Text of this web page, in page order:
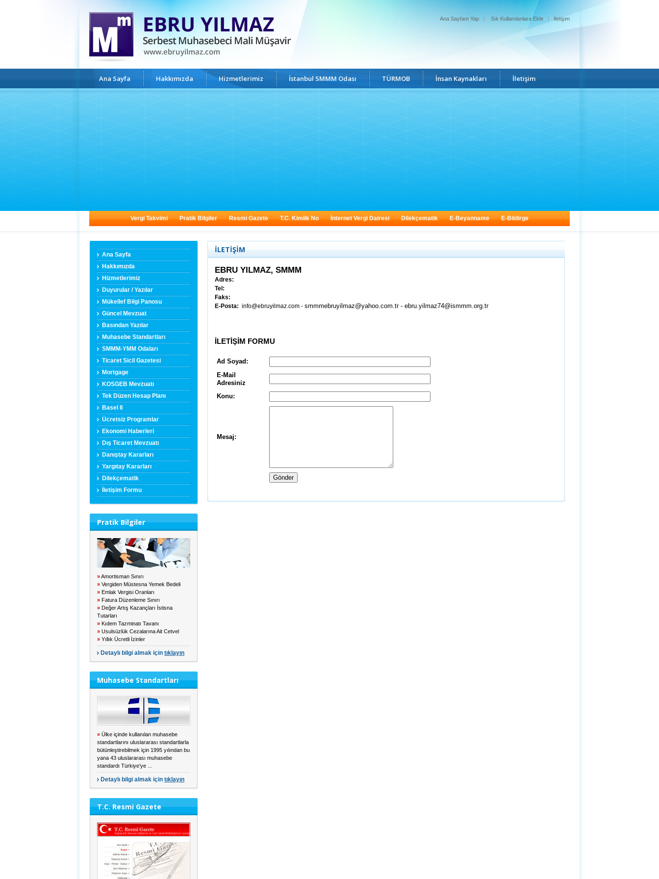
Ana Sayfam Yap | Sık Kullanılanlara Ekle | İletişim
Ana Sayfa Hakkımızda Hizmetlerimiz İstanbul SMMM Odası TÜRMOB İnsan Kaynakları İletişim
Vergi Takvimi Pratik Bilgiler Resmi Gazete T.C. Kimlik No İnternet Vergi Dairesi Dilekçematik E-Beyanname E-Bildirge
Ana Sayfa
Hakkımızda
Hizmetlerimiz
Duyurular / Yazılar
Mükellef Bilgi Panosu
Güncel Mevzuat
Basından Yazılar
Muhasebe Standartları
SMMM-YMM Odaları
Ticaret Sicil Gazetesi
Mortgage
KOSGEB Mevzuatı
Tek Düzen Hesap Planı
Basel II
Ücretsiz Programlar
Ekonomi Haberleri
Dış Ticaret Mevzuatı
Danıştay Kararları
Yargıtay Kararları
Dilekçematik
İletişim Formu
Pratik Bilgiler
»Amortisman Sınırı
» Vergiden Müstesna Yemek Bedeli
» Emlak Vergisi Oranları
» Fatura Düzenleme Sınırı
» Değer Artış Kazançları İstisna
Tutarları
» Kıdem Tazminatı Tavanı
» Usulsüzlük Cezalarına Ait Cetvel
» Yıllık Ücretli İzinler
Detaylı bilgi almak için tıklayın
Muhasebe Standartları
» Ülke içinde kullanılan muhasebe
standartlarını uluslararası standartlarla
bütünleştirebilmek için 1995 yılından bu
yana 43 uluslararası muhasebe
standardı Türkiye’ye ...
Detaylı bilgi almak için tıklayın
T.C. Resmi Gazete
İLETİŞİM
EBRU YILMAZ, SMMM
Adres:
Tel:
Faks:
E-Posta: info@ebruyilmaz.com - smmmebruyilmaz@yahoo.com.tr - ebru.yilmaz74@ismmm.org.tr
İLETİŞİM FORMU
Ad Soyad:
E-Mail
Adresiniz
Konu:
Mesaj: